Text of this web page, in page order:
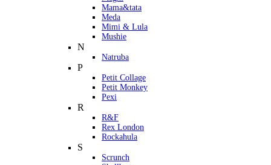
Mama&tata
Meda
Mimi & Lula
Mushie
N
Natruba
P
Petit Collage
Petit Monkey
Pexi
R
R&F
Rex London
Rockahula
S
Scrunch